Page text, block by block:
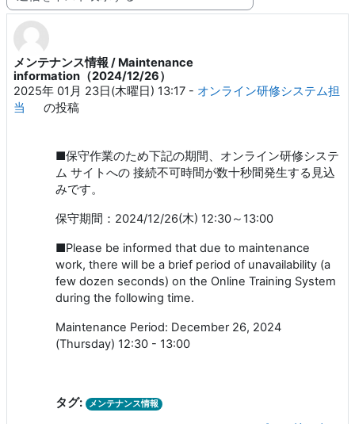
メンテナンス情報 / Maintenance
information（2024/12/26）
2025年 01月 23日(木曜日) 13:17 - オンライン研修システム担
当
の投稿
返信数: 0
■保守作業のため下記の期間、オンライン研修システ
ム サイトへの 接続不可時間が数十秒間発生する見込
みです。
保守期間：2024/12/26(木) 12:30～13:00
■Please be informed that due to maintenance
work, there will be a brief period of unavailability (a
few dozen seconds) on the Online Training System
during the following time.
Maintenance Period: December 26, 2024
(Thursday) 12:30 - 13:00
タグ: メンテナンス情報